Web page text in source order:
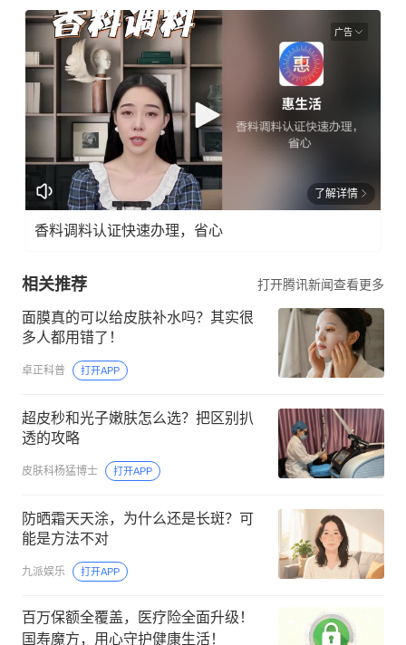
广告
了解详情
香料调料认证快速办理，省心
相关推荐 打开腾讯新闻查看更多
面膜真的可以给皮肤补水吗？其实很
多人都用错了！
卓正科普 打开APP
超皮秒和光子嫩肤怎么选？把区别扒
透的攻略
皮肤科杨猛博士 打开APP
防晒霜天天涂，为什么还是长斑？可
能是方法不对
九派娱乐 打开APP
百万保额全覆盖，医疗险全面升级！
国寿魔方，用心守护健康生活！